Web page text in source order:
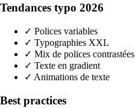
Tendances typo 2026
✓ Polices variables
✓ Typographies XXL
✓ Mix de polices contrastées
✓ Texte en gradient
✓ Animations de texte
Best practices